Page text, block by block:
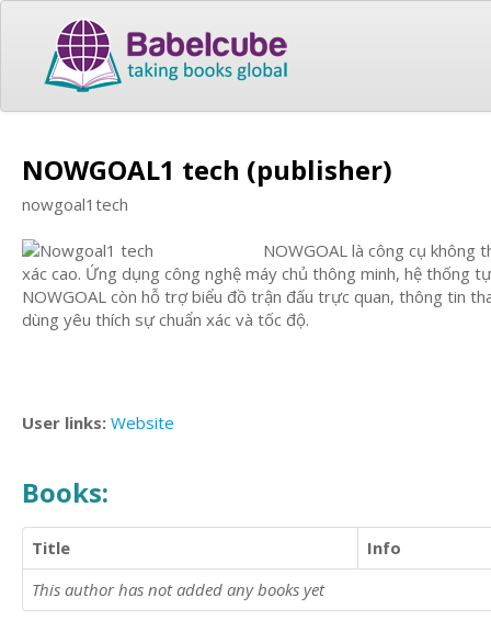
NOWGOAL1 tech (publisher)
nowgoal1tech
NOWGOAL là công cụ không
xác cao. Ứng dụng công nghệ máy chủ thông minh, hệ thống
NOWGOAL còn hỗ trợ biểu đồ trận đấu trực quan, thông tin
dùng yêu thích sự chuẩn xác và tốc độ.
User links: Website
Books:
Title
Info
This author has not added any books yet